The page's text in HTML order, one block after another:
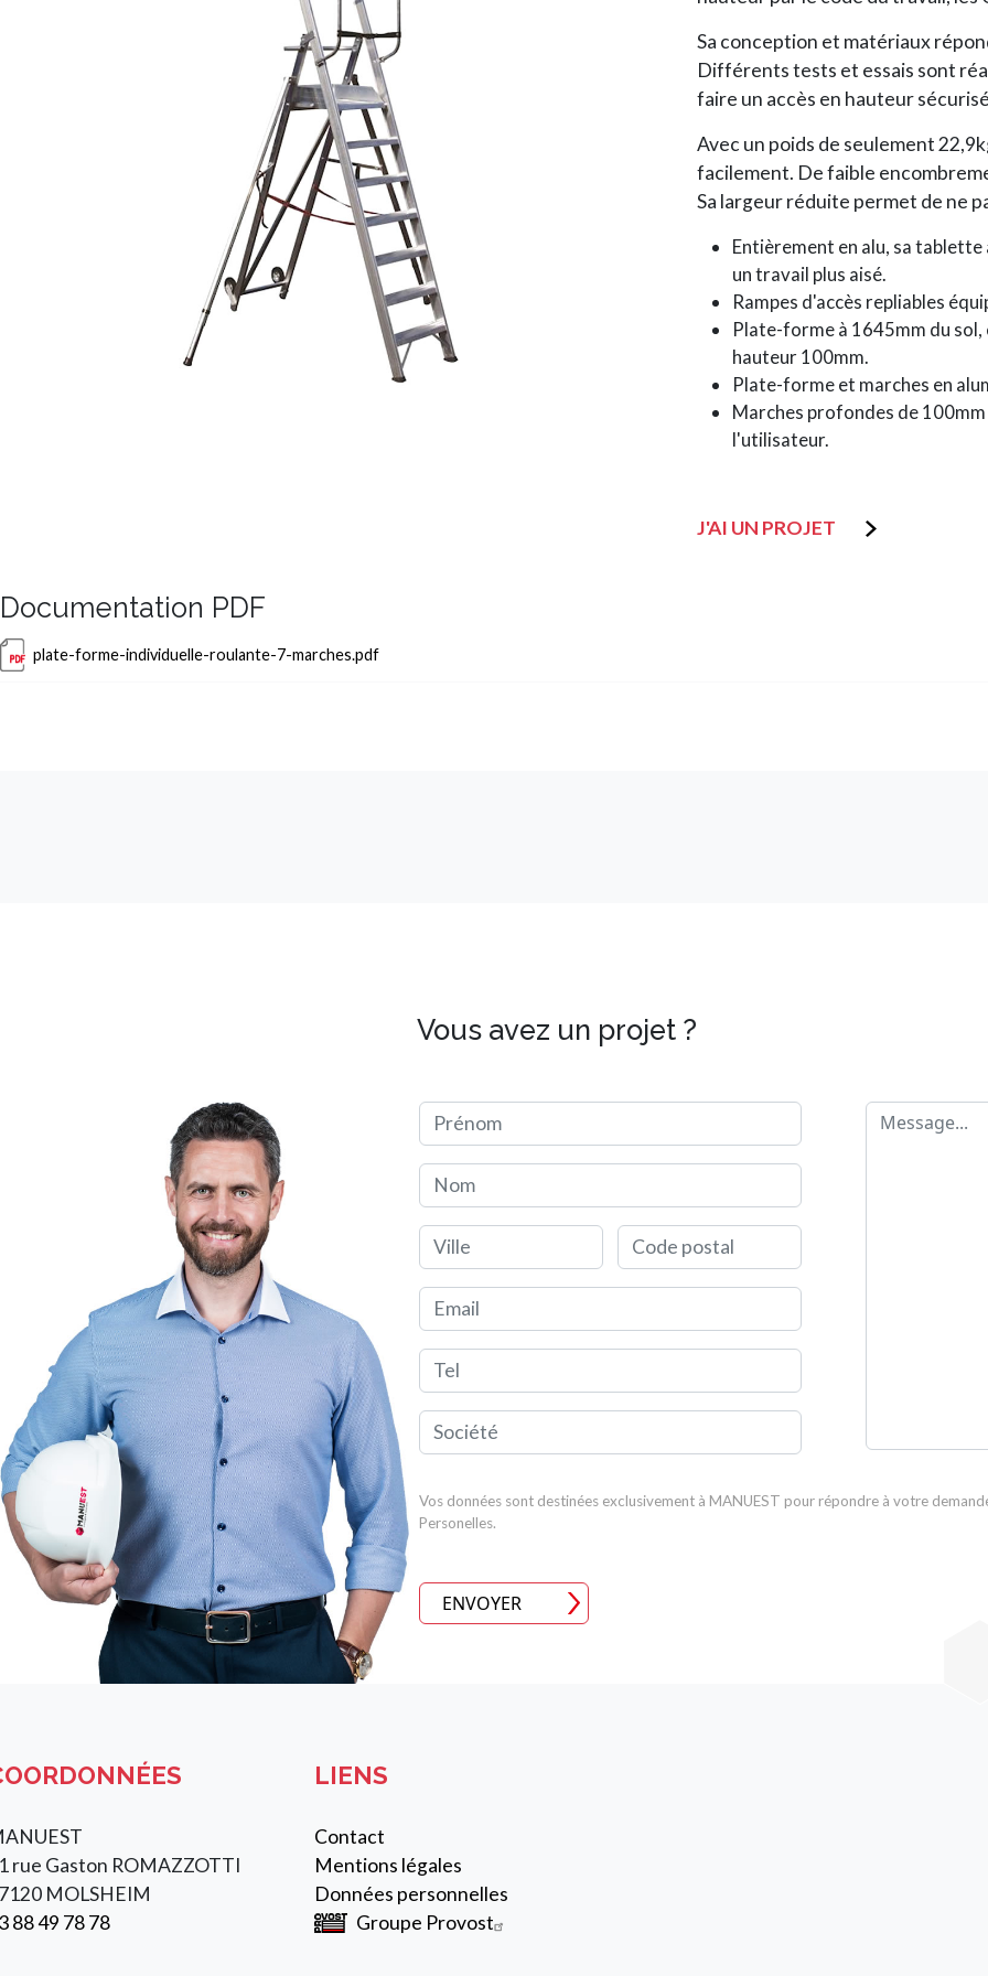
Sa conception et matériaux
Différents tests et essais sont
faire un accès en hauteur
Avec un poids de seulement
facilement. De faible
Sa largeur réduite permet de ne
Entièrement en alu, sa
un travail plus aisé.
Rampes d'accès repliables
Plate-forme à 1645mm du
hauteur 100mm.
Plate-forme et marches en
Marches profondes de
l'utilisateur.
J'AI UN PROJET
Documentation PDF
Document
plate-forme-individuelle-roulante-7-marches.pdf
Vous avez un projet ?
Prénom
Nom
Ville Code postal
Email
Tel
Société
Message
Vos données sont destinées exclusivement à MANUEST pour répondre à votre
Personelles.
ENVOYER
rue Gaston ROMAZZOTTI
MOLSHEIM
88 49 78 78
LIENS
Contact
Mentions légales
Données personnelles
Groupe Provost